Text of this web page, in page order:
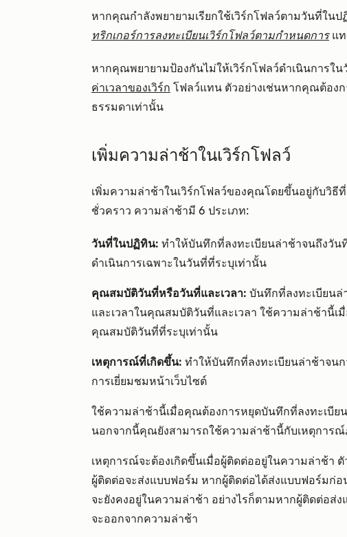
หากคุณกำลังพยายามเรียกใช้เวิร์กโฟลว์ตามวันที่ใน
ทริกเกอร์การลงทะเบียนเวิร์กโฟลว์ตามกำหนดการแ
หากคุณพยายามป้องกันไม่ให้เวิร์กโฟลว์ดำเนินการ
ค่าเวลาของเวิร์ก โฟลว์แทน ตัวอย่างเช่นหากคุณต้อง
ธรรมดาเท่านั้น
เพิ่มความล่าช้าในเวิร์กโฟลว์
เพิ่มความล่าช้าในเวิร์กโฟลว์ของคุณโดยขึ้นอยู่กับวิธี
ชั่วคราว ความล่าช้ามี 6 ประเภท:
วันที่ในปฏิทิน: ทำให้บันทึกที่ลงทะเบียนล่าช้าจนถึงวั
ดำเนินการเฉพาะในวันที่ที่ระบุเท่านั้น
คุณสมบัติวันที่หรือวันที่และเวลา: บันทึกที่ลงทะเบียนล่
และเวลาในคุณสมบัติวันที่และเวลา ใช้ความล่าช้านี้
คุณสมบัติวันที่ที่ระบุเท่านั้น
เหตุการณ์ที่เกิดขึ้น: ทำให้บันทึกที่ลงทะเบียนล่าช้าจน
การเยี่ยมชมหน้าเว็บไซต์
ใช้ความล่าช้านี้เมื่อคุณต้องการหยุดบันทึกที่ลงทะเบีย
นอกจากนี้คุณยังสามารถใช้ความล่าช้านี้กับเหตุการณ์
เหตุการณ์จะต้องเกิดขึ้นเมื่อผู้ติดต่ออยู่ในความล่าช้า
ผู้ติดต่อจะส่งแบบฟอร์ม หากผู้ติดต่อได้ส่งแบบฟอร์มก่
จะยังคงอยู่ในความล่าช้า อย่างไรก็ตามหากผู้ติดต่อ
จะออกจากความล่าช้า